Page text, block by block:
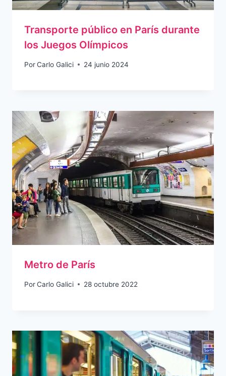
Transporte público en París durante
los Juegos Olímpicos
PorCarlo Galici 24 junio 2024
Metro de París
PorCarlo Galici 28 octubre 2022